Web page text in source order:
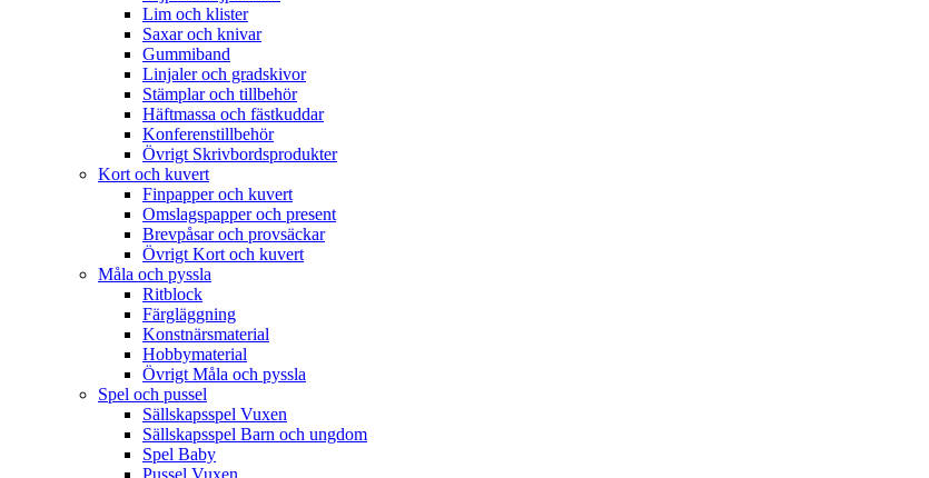
Lim och klister
Saxar och knivar
Gummiband
Linjaler och gradskivor
Stämplar och tillbehör
Häftmassa och fästkuddar
Konferenstillbehör
Övrigt Skrivbordsprodukter
Kort och kuvert
Finpapper och kuvert
Omslagspapper och present
Brevpåsar och provsäckar
Övrigt Kort och kuvert
Måla och pyssla
Ritblock
Färgläggning
Konstnärsmaterial
Hobbymaterial
Övrigt Måla och pyssla
Spel och pussel
Sällskapsspel Vuxen
Sällskapsspel Barn och ungdom
Spel Baby
Pussel Vuxen